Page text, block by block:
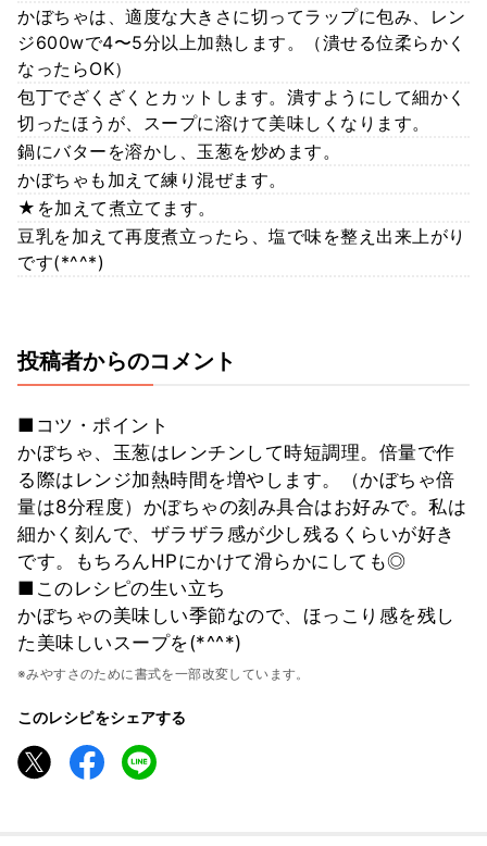
かぼちゃは、適度な大きさに切ってラップに包み、レン
ジ600wで4〜5分以上加熱します。（潰せる位柔らかく
なったらOK）
包丁でざくざくとカットします。潰すようにして細かく
切ったほうが、スープに溶けて美味しくなります。
鍋にバターを溶かし、玉葱を炒めます。
かぼちゃも加えて練り混ぜます。
★を加えて煮立てます。
豆乳を加えて再度煮立ったら、塩で味を整え出来上がり
です(*^^*)
投稿者からのコメント
■コツ・ポイント
かぼちゃ、玉葱はレンチンして時短調理。倍量で作
る際はレンジ加熱時間を増やします。（かぼちゃ倍
量は8分程度）かぼちゃの刻み具合はお好みで。私は
細かく刻んで、ザラザラ感が少し残るくらいが好き
です。もちろんHPにかけて滑らかにしても◎
■このレシピの生い立ち
かぼちゃの美味しい季節なので、ほっこり感を残し
た美味しいスープを(*^^*)
※みやすさのために書式を一部改変しています。
このレシピをシェアする